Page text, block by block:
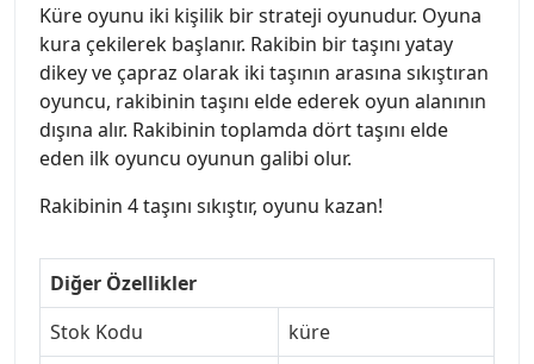
Küre oyunu iki kişilik bir strateji oyunudur. Oyuna
kura çekilerek başlanır. Rakibin bir taşını yatay
dikey ve çapraz olarak iki taşının arasına sıkıştıran
oyuncu, rakibinin taşını elde ederek oyun alanının
dışına alır. Rakibinin toplamda dört taşını elde
eden ilk oyuncu oyunun galibi olur.
Rakibinin 4 taşını sıkıştır, oyunu kazan!
Diğer Özellikler
Stok Kodu
küre